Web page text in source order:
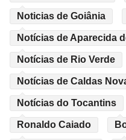
Noticias de Goiânia
Notícias de Aparecida
Notícias de Rio Verde
Notícias de Caldas
Notícias do Tocantins
Ronaldo Caiado